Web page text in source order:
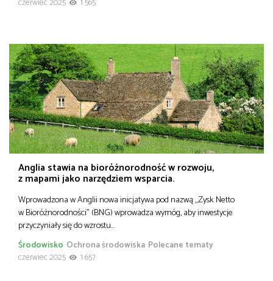
Anglia stawia na bioróżnorodność w rozwoju,
z mapami jako narzędziem wsparcia.
Wprowadzona w Anglii nowa inicjatywa pod nazwą „Zysk Netto
w Bioróżnorodności” (BNG) wprowadza wymóg, aby inwestycje
przyczyniały się do wzrostu…
Ochrona środowiska Polecane tematy
Środowisko
czerwiec 2025
1 657